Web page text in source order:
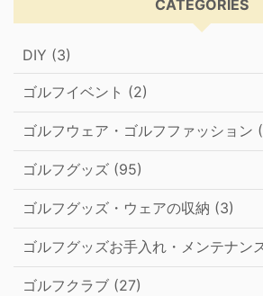
CATEGORIES
DIY (3)
ゴルフイベント (2)
ゴルフウェア・ゴルフファッション
ゴルフグッズ (95)
ゴルフグッズ・ウェアの収納 (3)
ゴルフグッズお手入れ・メンテナン
ゴルフクラブ (27)